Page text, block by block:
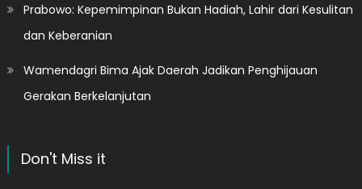
Prabowo: Kepemimpinan Bukan Hadiah, Lahir dari Kesulitan
dan Keberanian
Wamendagri Bima Ajak Daerah Jadikan Penghijauan
Gerakan Berkelanjutan
Don't Miss it